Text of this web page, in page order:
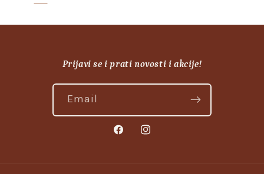
Prijavi se i prati novosti i akcije!
Email
FacebookInstagram